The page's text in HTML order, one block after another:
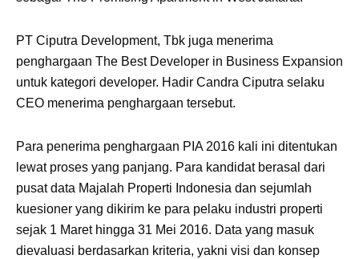
PT Ciputra Development, Tbk juga menerima
penghargaan The Best Developer in Business Expansion
untuk kategori developer. Hadir Candra Ciputra selaku
CEO menerima penghargaan tersebut.
Para penerima penghargaan PIA 2016 kali ini ditentukan
lewat proses yang panjang. Para kandidat berasal dari
pusat data Majalah Properti Indonesia dan sejumlah
kuesioner yang dikirim ke para pelaku industri properti
sejak 1 Maret hingga 31 Mei 2016. Data yang masuk
dievaluasi berdasarkan kriteria, yakni visi dan konsep